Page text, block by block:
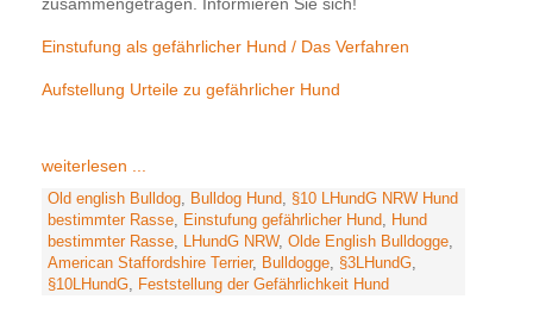
zusammengetragen. Informieren Sie sich!
Einstufung als gefährlicher Hund / Das Verfahren
Aufstellung Urteile zu gefährlicher Hund
weiterlesen ...
Old english Bulldog, Bulldog Hund, §10 LHundG NRW Hund
bestimmter Rasse, Einstufung gefährlicher Hund, Hund
bestimmter Rasse, LHundG NRW, Olde English Bulldogge,
American Staffordshire Terrier, Bulldogge, §3LHundG,
§10LHundG, Feststellung der Gefährlichkeit Hund